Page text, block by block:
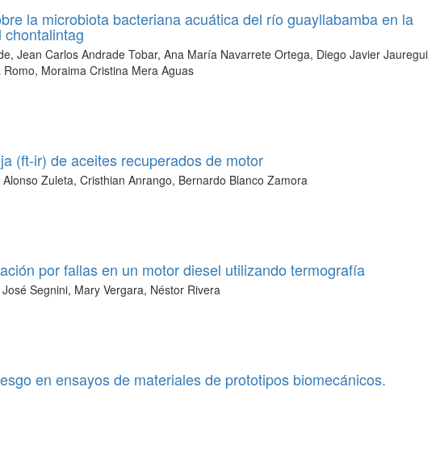
la microbiota bacteriana acuática del río guayllabamba en la
Jean Carlos Andrade Tobar, Ana María Navarrete Ortega, Diego Javier Jauregui
Moraima Cristina Mera Aguas
(ft-ir) de aceites recuperados de motor
Zuleta, Cristhian Anrango, Bernardo Blanco Zamora
por fallas en un motor diesel utilizando termografía
Segnini, Mary Vergara, Néstor Rivera
en ensayos de materiales de prototipos biomecánicos.